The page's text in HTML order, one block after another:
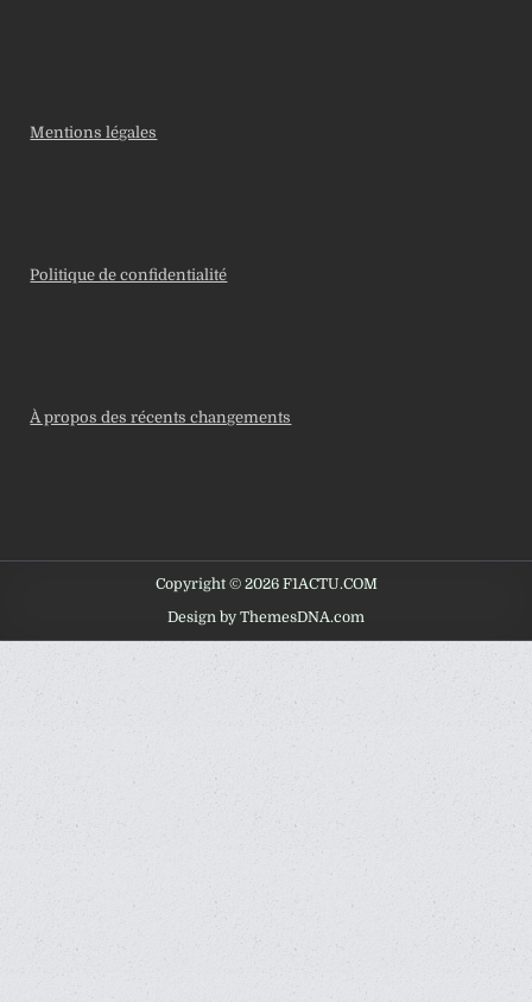
Mentions légales
Politique de confidentialité
À propos des récents changements
Copyright © 2026 F1ACTU.COM
Design by ThemesDNA.com